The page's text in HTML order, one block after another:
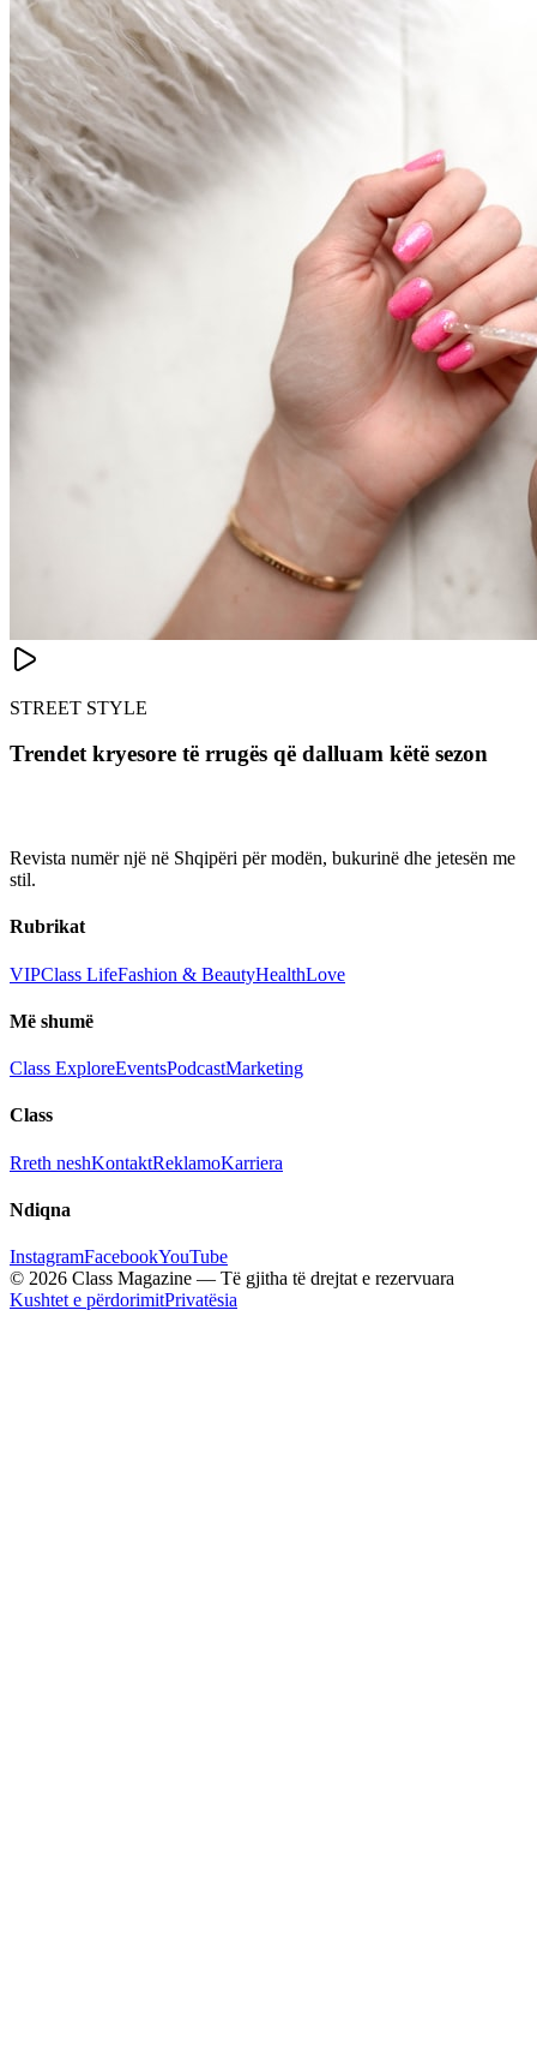
STREET STYLE
Trendet kryesore të rrugës që dalluam këtë sezon
Revista numër një në Shqipëri për modën, bukurinë dhe jetesën me
stil.
Rubrikat
VIPClass LifeFashion & BeautyHealthLove
Më shumë
Class ExploreEventsPodcastMarketing
Class
Rreth neshKontaktReklamoKarriera
Ndiqna
InstagramFacebookYouTube
© 2026 Class Magazine — Të gjitha të drejtat e rezervuara
Kushtet e përdorimitPrivatësia